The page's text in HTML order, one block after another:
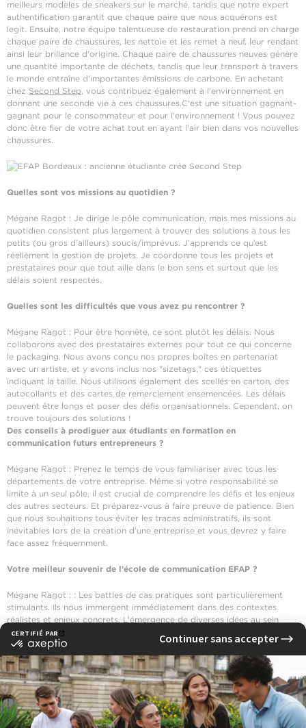
meilleurs modèles de sneakers sur le marché, tandis que notre expert
authentification garantit que chaque paire que nous acquérons est
legit. Ensuite, notre équipe talentueuse de restauration prend en charge
chaque paire de chaussures, les nettoie et les remet à neuf, leur rendant
ainsi leur brillance d'origine. Chaque paire de chaussures neuves génère
une quantité importante de déchets, tandis que leur transport à travers
le monde entraîne d'importantes émissions de carbone. En achetant
chez Second Step, vous contribuez également à l'environnement en
donnant une seconde vie à ces chaussures.C'est une situation gagnant-
gagnant pour le consommateur et pour l'environnement ! Vous pouvez
donc être fier de votre achat tout en ayant l'air bien dans vos nouvelles
chaussures.
Quelles sont vos missions au quotidien ?
Mégane Ragot : Je dirige le pôle communication, mais mes missions au
quotidien consistent plus largement à trouver des solutions à tous les
petits (ou gros d’ailleurs) soucis/imprévus. J’apprends ce qu’est
réellement la gestion de projets. Je coordonne tous les projets et
prestataires pour que tout aille dans le bon sens et surtout que les
délais soient respectés.
Quelles sont les difficultés que vous avez pu rencontrer ?
Mégane Ragot : Pour être honnête, ce sont plutôt les délais. Nous
collaborons avec des prestataires externes pour tout ce qui concerne
le packaging. Nous avons conçu nos propres boîtes en partenariat
avec un artiste, et y avons inclus nos "sizetags," ces étiquettes
indiquant la taille. Nous utilisons également des scellés en carton, des
autocollants et des cartes de remerciement ensemencées. Les délais
peuvent être longs et poser des défis organisationnels. Cependant, on
trouve toujours des solutions !
Des conseils à prodiguer aux étudiants en formation en
communication futurs entrepreneurs ?
Mégane Ragot : Prenez le temps de vous familiariser avec tous les
départements de votre entreprise. Même si votre responsabilité se
limite à un seul pôle, il est crucial de comprendre les défis et les enjeux
des autres secteurs. Et préparez-vous à faire preuve de patience. Bien
que nous souhaitions tous éviter les tracas administratifs, ils sont
inévitables lors de la création d'une entreprise et vous devrez y faire
face assez fréquemment.
Votre meilleur souvenir de l’école de communication EFAP ?
Mégane Ragot : : Les battles de cas pratiques sont particulièrement
stimulants. Ils nous immergent immédiatement dans des contextes
réalistes et enjeux concrets. L'émergence de diverses idées au sein
d'une seule équipe est captivante. De plus, l'élément compétitif nous
incite à nous surpasser.
Merci à Mégane Ragot pour son témoignage, et tous nos vœux de
réussite avec Second Step !